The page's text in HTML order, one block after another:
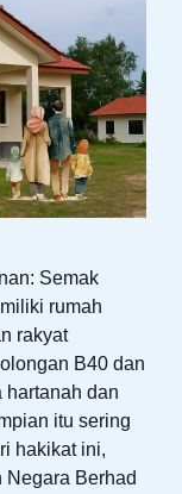
Semak
rumah
rakyat
B40 dan
hartanah dan
itu sering
hakikat ini,
Negara Berhad